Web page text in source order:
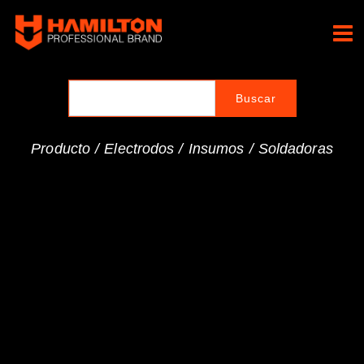
contenido
Producto /Electrodos / Insumos / Soldadoras